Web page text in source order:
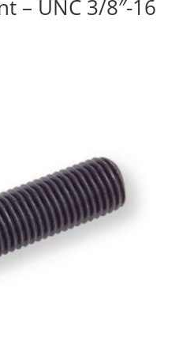
– UNC 3/8″-16